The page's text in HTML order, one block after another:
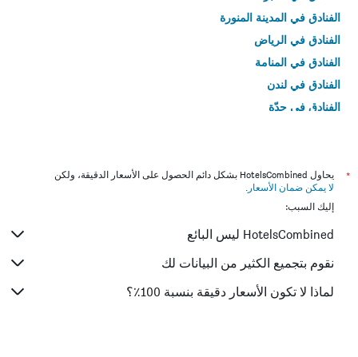
الفنادق في المدينة المنورة
الفنادق في الرياض
الفنادق في المنامة
الفنادق في لندن
الفنادق في جدّة
*
يحاول HotelsCombined بشكل دائم الحصول على الأسعار الدقيقة، ولكن
لا يمكن ضمان الأسعار .
إليك السبب:
HotelsCombined ليس البائع
نقوم بتجميع الكثير من البيانات لك
لماذا لا تكون الأسعار دقيقة بنسبة 100٪؟